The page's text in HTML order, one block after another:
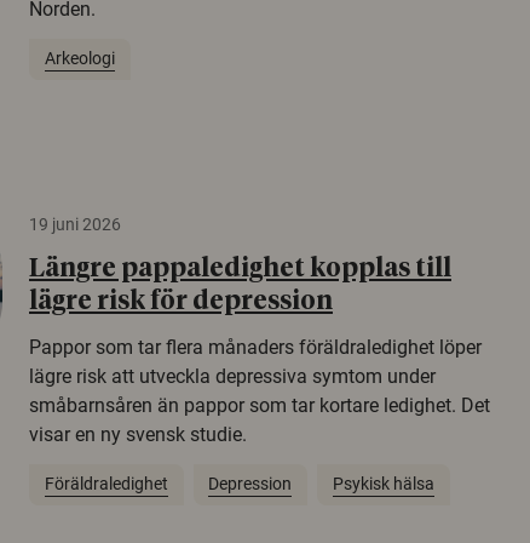
Norden.
Arkeologi
19 juni 2026
Längre pappaledighet kopplas till
lägre risk för depression
Pappor som tar flera månaders föräldraledighet löper
lägre risk att utveckla depressiva symtom under
småbarnsåren än pappor som tar kortare ledighet. Det
visar en ny svensk studie.
Föräldraledighet Depression Psykisk hälsa